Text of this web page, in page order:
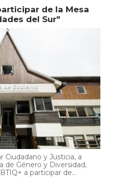
de la Mesa
del Sur"
Ciudadano y Justicia, a
de Género y Diversidad,
a participar de...